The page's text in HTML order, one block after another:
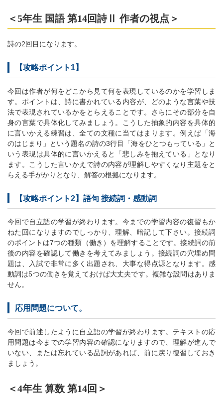
＜5年生 国語 第14回詩Ⅱ 作者の視点＞
詩の2回目になります。
【攻略ポイント1】
今回は作者が何をどこから見て何を表現しているのかを学習しま
す。ポイントは、詩に書かれている内容が、どのような言葉や技
法で表現されているかをとらえることです。さらにその部分を自
身の言葉で具体化してみましょう。こうした抽象的内容を具体的
に言いかえる練習は、全ての文種に当てはまります。例えば「海
のはじまり」という題名の詩の3行目「海をひとつもっている」と
いう表現は具体的に言いかえると「悲しみを抱えている」となり
ます。こうした言いかえで詩の内容が理解しやすくなり主題をと
らえる手がかりとなり、解答の根拠になります。
【攻略ポイント2】語句 接続詞・感動詞
今回で自立語の学習が終わります。今までの学習内容の復習もか
ねた回になりますのでしっかり、理解、暗記して下さい。接続詞
のポイントは7つの種類（働き）を理解することです。接続詞の前
後の内容を確認して働きを考えてみましょう。接続詞の穴埋め問
題は、入試で非常に多く出題され、大事な得点源となります。感
動詞は5つの働きを覚えておけば大丈夫です。複雑な設問はありま
せん。
応用問題について。
今回で前述したように自立語の学習が終わります。テキストの応
用問題は今までの学習内容の確認になりますので、理解が進んで
いない、または忘れている品詞があれば、前に戻り復習しておき
ましょう。
＜4年生 算数 第14回＞